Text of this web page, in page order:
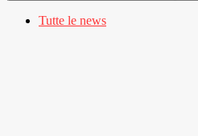
Tutte le news